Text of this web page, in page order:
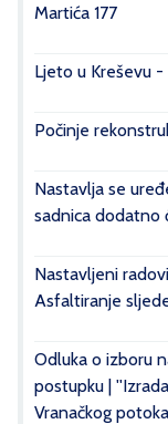
Martića 177
Ljeto u Kreševu
Počinje
Nastavlja se
sadnica dodatno
Nastavljeni
Asfaltiranje
Odluka o izboru
postupku |
Vranačkog